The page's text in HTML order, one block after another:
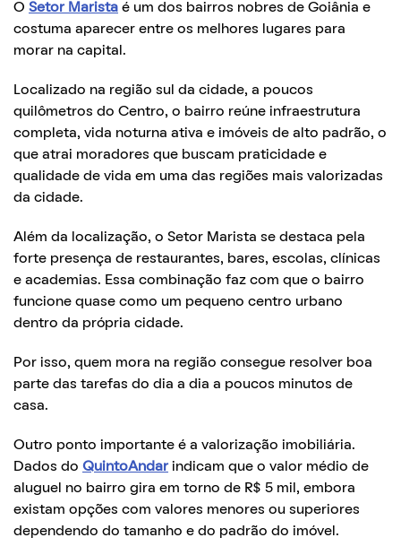
O Setor Marista é um dos bairros nobres de Goiânia e
costuma aparecer entre os melhores lugares para
morar na capital.
Localizado na região sul da cidade, a poucos
quilômetros do Centro, o bairro reúne infraestrutura
completa, vida noturna ativa e imóveis de alto padrão, o
que atrai moradores que buscam praticidade e
qualidade de vida em uma das regiões mais valorizadas
da cidade.
Além da localização, o Setor Marista se destaca pela
forte presença de restaurantes, bares, escolas, clínicas
e academias. Essa combinação faz com que o bairro
funcione quase como um pequeno centro urbano
dentro da própria cidade.
Por isso, quem mora na região consegue resolver boa
parte das tarefas do dia a dia a poucos minutos de
casa.
Outro ponto importante é a valorização imobiliária.
Dados do QuintoAndarindicam que o valor médio de
aluguel no bairro gira em torno de R$ 5 mil, embora
existam opções com valores menores ou superiores
dependendo do tamanho e do padrão do imóvel.